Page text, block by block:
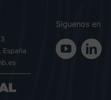
España
Síguenos en